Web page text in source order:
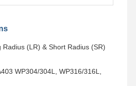
웰드 파이프 피팅
사 파이프 피팅
관 이음쇠
Radius (LR) & Short Radius (SR)
WP304/304L, WP316/316L,